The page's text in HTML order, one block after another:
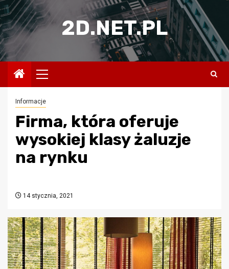
Przejdź
do
treści
2D.NET.PL
Menu
główne
Informacje
Firma, która oferuje
wysokiej klasy żaluzje
na rynku
14 stycznia, 2021